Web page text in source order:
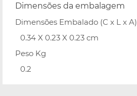
Dimensões da embalagem
Dimensões Embalado (C x L x A)
0.34 X 0.23 X 0.23 cm
Peso Kg
0.2